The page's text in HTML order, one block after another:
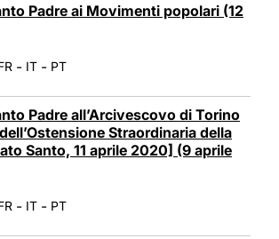
Padre ai Movimenti popolari (12
- IT - PT
Padre all’Arcivescovo di Torino
Straordinaria della
Santo, 11 aprile 2020] (9 aprile
- IT - PT